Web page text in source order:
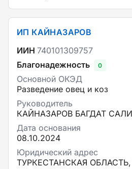
ИП КАЙНАЗАРОВ
ИИН 740101309757
Благонадежность
0
Основной ОКЭД
Разведение овец и коз
Руководитель
КАЙНАЗАРОВ БАГДАТ
Дата основания
08.10.2024
Юридический адрес
ТУРКЕСТАНСКАЯ